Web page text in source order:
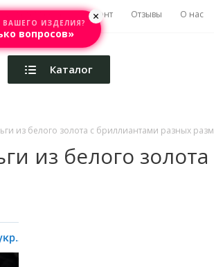
Изготовление Ремонт Отзывы О нас
Каталог
из белого золота с бриллиантами разных
из белого
ИЗДЕЛИЯ?
вопросов»